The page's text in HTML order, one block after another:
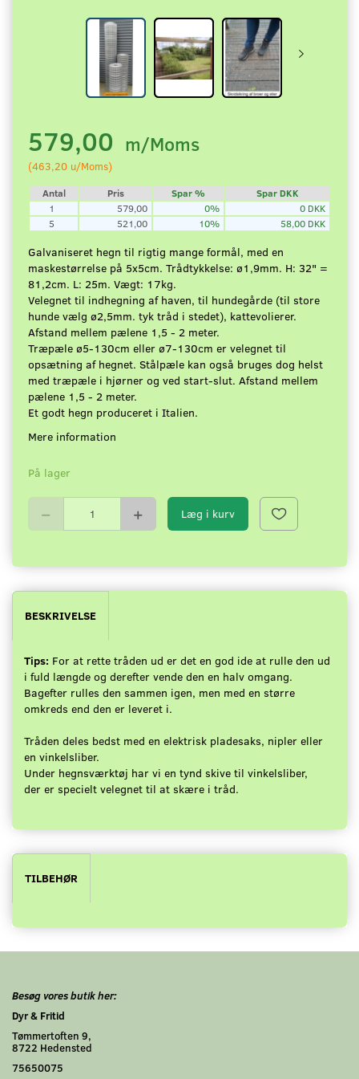
579,00 m/Moms
(463,20 u/Moms)
Antal Pris Spar %
Spar DKK
1
579,00 0%
0 DKK
5
521,00 10% 58,00 DKK
Galvaniseret hegn til rigtig mange formål, med en
maskestørrelse på 5x5cm. Trådtykkelse: ø1,9mm. H: 32" =
81,2cm. L: 25m. Vægt: 17kg.
Velegnet til indhegning af haven, til hundegårde (til store
hunde vælg ø2,5mm. tyk tråd i stedet), kattevolierer.
Afstand mellem pælene 1,5 - 2 meter.
Træpæle ø5-130cm eller ø7-130cm er velegnet til
opsætning af hegnet. Stålpæle kan også bruges dog helst
med træpæle i hjørner og ved start-slut. Afstand mellem
pælene 1,5 - 2 meter.
Et godt hegn produceret i Italien.
Mere information
På lager
Læg i kurv
BESKRIVELSE
Tips: For at rette tråden ud er det en god ide at rulle den ud
i fuld længde og derefter vende den en halv omgang.
Bagefter rulles den sammen igen, men med en større
omkreds end den er leveret i.
Tråden deles bedst med en elektrisk pladesaks, nipler eller
en vinkelsliber.
Under hegnsværktøj har vi en tynd skive til vinkelsliber,
der er specielt velegnet til at skære i tråd.
TILBEHØR
Besøg vores butik her:
Dyr & Fritid
Tømmertoften 9,
8722 Hedensted
75650075